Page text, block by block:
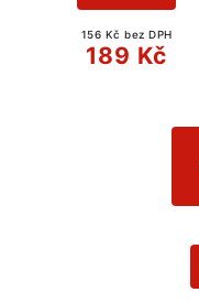
156 Kč bez DPH
189 Kč